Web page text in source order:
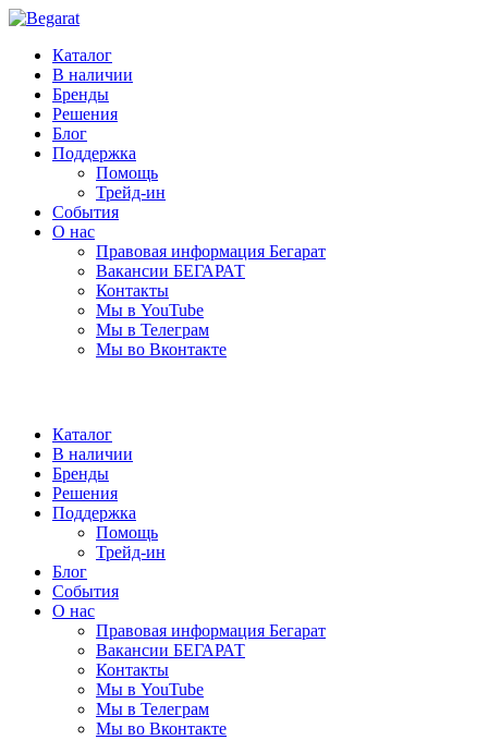
Каталог
В наличии
Бренды
Решения
Блог
Поддержка
Помощь
Трейд-ин
События
О нас
Правовая информация Бегарат
Вакансии БЕГАРАТ
Контакты
Мы в YouTube
Мы в Телеграм
Мы во Вконтакте
Каталог
В наличии
Бренды
Решения
Поддержка
Помощь
Трейд-ин
Блог
События
О нас
Правовая информация Бегарат
Вакансии БЕГАРАТ
Контакты
Мы в YouTube
Мы в Телеграм
Мы во Вконтакте